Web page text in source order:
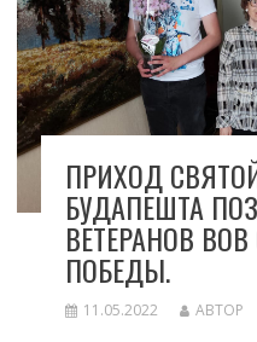
ПРИХОД
БУДАПЕШТА
ВЕТЕРАНОВ
ПОБЕДЫ.
11.05.2022 АВТОР